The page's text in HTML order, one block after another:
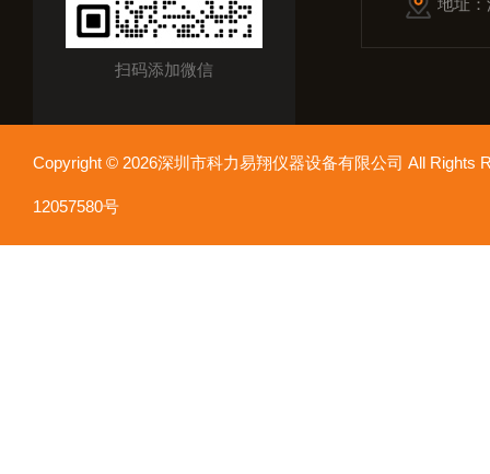
扫码添加微信
地址
Copyright © 2026深圳市科力易翔仪器设备有限公司 All
12057580号